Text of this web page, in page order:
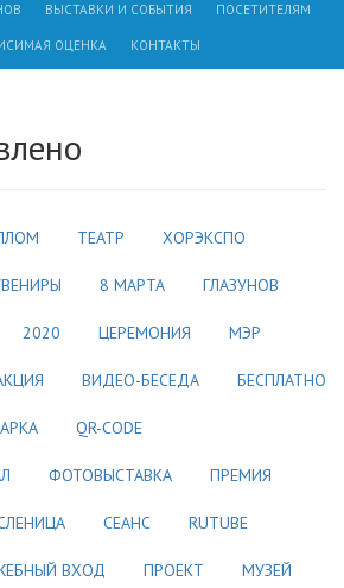
ВЫСТАВКИ И СОБЫТИЯ ПОСЕТИТЕЛЯМ
ОЦЕНКА КОНТАКТЫ
ТЕАТР ХОРЭКСПО
8 МАРТА ГЛАЗУНОВ
2020 ЦЕРЕМОНИЯ МЭР
ВИДЕО-БЕСЕДА БЕСПЛАТНО
QR-CODE
ФОТОВЫСТАВКА ПРЕМИЯ
СЕАНС RUTUBE
ВХОД ПРОЕКТ МУЗЕЙ